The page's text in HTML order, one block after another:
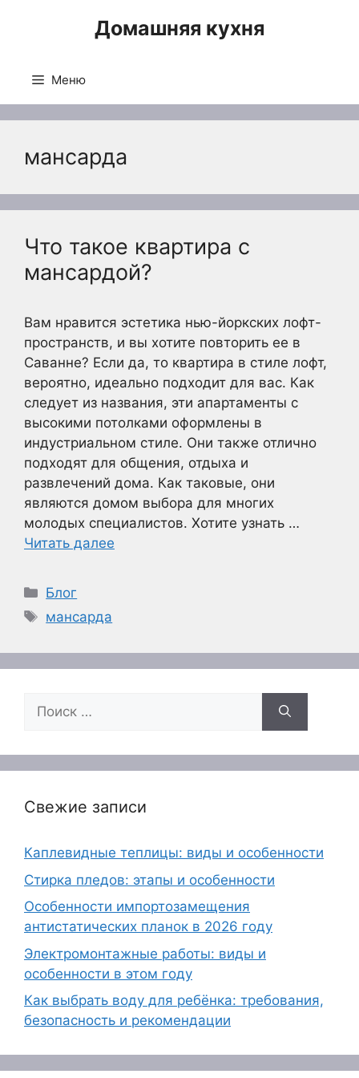
Домашняя кухня
Меню
мансарда
Что такое квартира с
мансардой?
Вам нравится эстетика нью-йоркских лофт-
пространств, и вы хотите повторить ее в
Саванне? Если да, то квартира в стиле лофт,
вероятно, идеально подходит для вас. Как
следует из названия, эти апартаменты с
высокими потолками оформлены в
индустриальном стиле. Они также отлично
подходят для общения, отдыха и
развлечений дома. Как таковые, они
являются домом выбора для многих
молодых специалистов. Хотите узнать …
Читать далее
Рубрики
Блог
Метки
мансарда
Поиск:
Свежие записи
Каплевидные теплицы: виды и особенности
Стирка пледов: этапы и особенности
Особенности импортозамещения
антистатических планок в 2026 году
Электромонтажные работы: виды и
особенности в этом году
Как выбрать воду для ребёнка: требования,
безопасность и рекомендации